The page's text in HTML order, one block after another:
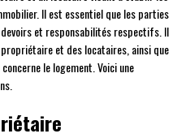
Il est essentiel que les parties
et responsabilités respectifs. Il
et des locataires, ainsi que
le logement. Voici une